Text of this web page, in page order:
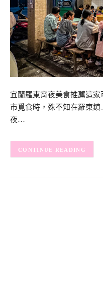
宜蘭羅東宵夜美食推薦這
市覓食時，殊不知在羅東
夜…
CONTINUE READING